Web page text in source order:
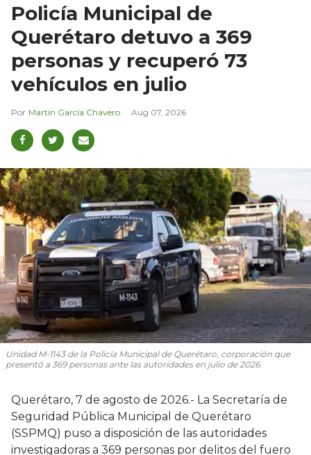
Policía Municipal de
Querétaro detuvo a 369
personas y recuperó 73
vehículos en julio
Martín García Chavero Aug 07, 2026
Unidad M-1143 de la Policía Municipal de Querétaro, corporación que
presentó a 369 personas ante las autoridades en julio de 2026.
Querétaro, 7 de agosto de 2026.- La Secretaría de
Seguridad Pública Municipal de Querétaro
(SSPMQ) puso a disposición de las autoridades
investigadoras a 369 personas por delitos del fuero